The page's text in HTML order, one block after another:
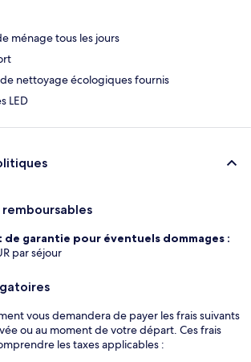
ménage tous les jours
nettoyage écologiques fournis
LED
de garantie pour éventuels dommages :
par séjour
vous demandera de payer les frais suivants
ou au moment de votre départ. Ces frais
les taxes applicables :